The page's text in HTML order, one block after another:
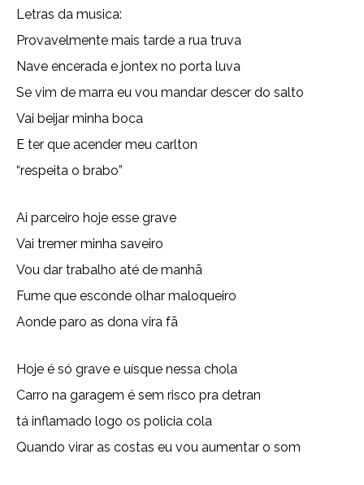
Letras da musica:
Provavelmente mais tarde a rua truva
Nave encerada e jontex no porta luva
Se vim de marra eu vou mandar descer do salto
Vai beijar minha boca
E ter que acender meu carlton
“respeita o brabo”
Ai parceiro hoje esse grave
Vai tremer minha saveiro
Vou dar trabalho até de manhã
Fume que esconde olhar maloqueiro
Aonde paro as dona vira fã
Hoje é só grave e uísque nessa chola
Carro na garagem é sem risco pra detran
tá inflamado logo os policia cola
Quando virar as costas eu vou aumentar o som